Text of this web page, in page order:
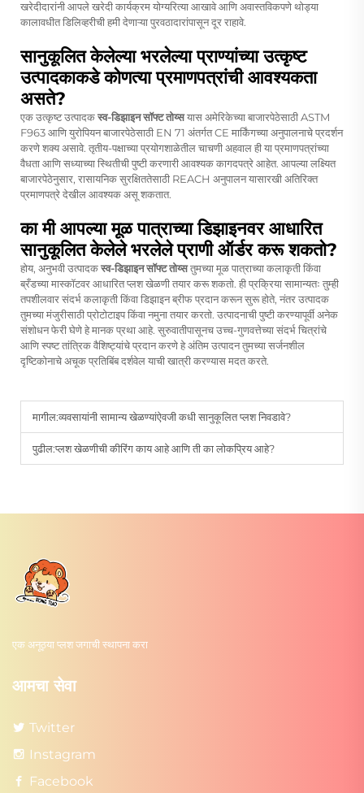
खरेदीदारांनी आपले खरेदी कार्यक्रम योग्यरित्या आखावे आणि अवास्तविकपणे थोड्या
कालावधीत डिलिव्हरीची हमी देणाऱ्या पुरवठादारांपासून दूर राहावे.
सानुकूलित केलेल्या भरलेल्या प्राण्यांच्या उत्कृष्ट
उत्पादकाकडे कोणत्या प्रमाणपत्रांची आवश्यकता
असते?
एक उत्कृष्ट उत्पादकस्व-डिझाइन सॉफ्ट तोय्सयास अमेरिकेच्या बाजारपेठेसाठी ASTM
F963 आणि युरोपियन बाजारपेठेसाठी EN 71 अंतर्गत CE मार्किंगच्या अनुपालनाचे प्रदर्शन
करणे शक्य असावे. तृतीय-पक्षाच्या प्रयोगशाळेतील चाचणी अहवाल ही या प्रमाणपत्रांच्या
वैधता आणि सध्याच्या स्थितीची पुष्टी करणारी आवश्यक कागदपत्रे आहेत. आपल्या लक्ष्यित
बाजारपेठेनुसार, रासायनिक सुरक्षिततेसाठी REACH अनुपालन यासारखी अतिरिक्त
प्रमाणपत्रे देखील आवश्यक असू शकतात.
का मी आपल्या मूळ पात्राच्या डिझाइनवर आधारित
सानुकूलित केलेले भरलेले प्राणी ऑर्डर करू शकतो?
होय, अनुभवी उत्पादकस्व-डिझाइन सॉफ्ट तोय्सतुमच्या मूळ पात्राच्या कलाकृती किंवा
ब्रँडच्या मास्कॉटवर आधारित प्लश खेळणी तयार करू शकतो. ही प्रक्रिया सामान्यतः तुम्ही
तपशीलवार संदर्भ कलाकृती किंवा डिझाइन ब्रीफ प्रदान करून सुरू होते, नंतर उत्पादक
तुमच्या मंजुरीसाठी प्रोटोटाइप किंवा नमुना तयार करतो. उत्पादनाची पुष्टी करण्यापूर्वी अनेक
संशोधन फेरी घेणे हे मानक प्रथा आहे. सुरुवातीपासूनच उच्च-गुणवत्तेच्या संदर्भ चित्रांचे
आणि स्पष्ट तांत्रिक वैशिष्ट्यांचे प्रदान करणे हे अंतिम उत्पादन तुमच्या सर्जनशील
दृष्टिकोनाचे अचूक प्रतिबिंब दर्शवेल याची खात्री करण्यास मदत करते.
मागील:व्यवसायांनी सामान्य खेळण्यांऐवजी कधी सानुकूलित प्लश निवडावे?
पुढील:प्लश खेळणीची कीरिंग काय आहे आणि ती का लोकप्रिय आहे?
एक अनूठ्या प्लश जगाची स्थापना करा
आमचा सेवा
Twitter
Instagram
Facebook